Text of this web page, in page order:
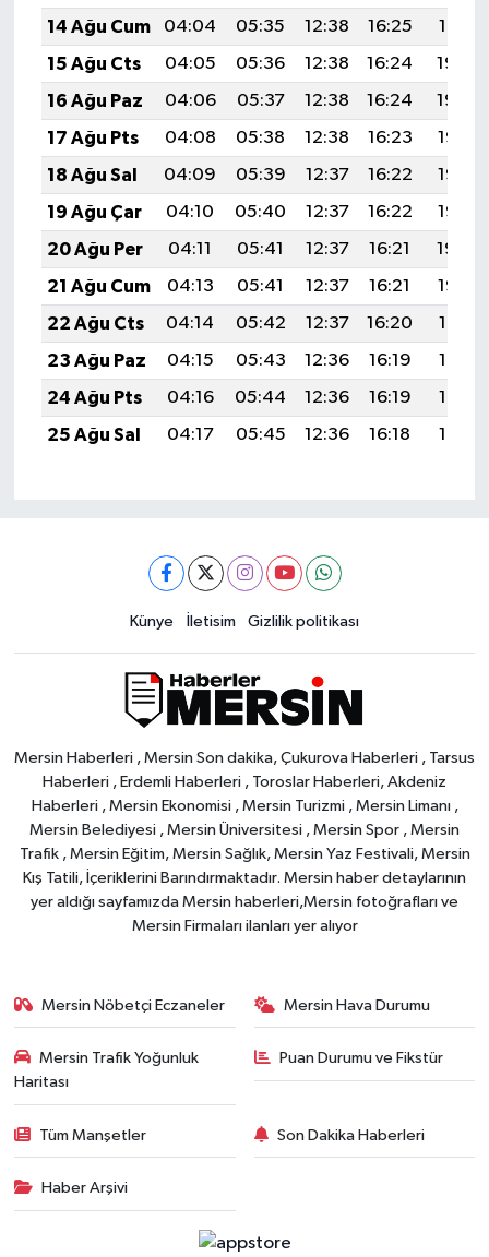
14 Ağu Cum
04:04 05:35 12:38 16:25
19:31
15 Ağu Cts
04:05 05:36 12:38 16:24
19:30
16 Ağu Paz
04:06 05:37 12:38 16:24
19:29
17 Ağu Pts
04:08 05:38 12:38 16:23
19:27
18 Ağu Sal
04:09 05:39 12:37 16:22
19:26
19 Ağu Çar
04:10 05:40 12:37 16:22
19:25
20 Ağu Per
04:11 05:41 12:37 16:21
19:24
21 Ağu Cum
04:13 05:41 12:37 16:21
19:22
22 Ağu Cts
04:14 05:42 12:37 16:20
19:21
23 Ağu Paz
04:15 05:43 12:36 16:19
19:19
24 Ağu Pts
04:16 05:44 12:36 16:19
19:18
25 Ağu Sal
04:17 05:45 12:36 16:18 19:17
Künye İletisim Gizlilik politikası
Mersin Haberleri , Mersin Son dakika, Çukurova Haberleri , Tarsus
Haberleri , Erdemli Haberleri , Toroslar Haberleri, Akdeniz
Haberleri , Mersin Ekonomisi , Mersin Turizmi , Mersin Limanı ,
Mersin Belediyesi , Mersin Üniversitesi , Mersin Spor , Mersin
Trafik , Mersin Eğitim, Mersin Sağlık, Mersin Yaz Festivali, Mersin
Kış Tatili, İçeriklerini Barındırmaktadır. Mersin haber detaylarının
yer aldığı sayfamızda Mersin haberleri,Mersin fotoğrafları ve
Mersin Firmaları ilanları yer alıyor
Mersin Nöbetçi Eczaneler Mersin Hava Durumu
Mersin Trafik Yoğunluk
Haritası
Puan Durumu ve Fikstür
Tüm Manşetler Son Dakika Haberleri
Haber Arşivi